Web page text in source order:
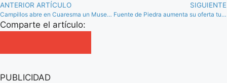
ANTERIOR ARTÍCULO
Campillos abre en Cuaresma un Museo de la Semana Santa
SIGUIENTE
Fuente de Piedra aumenta su oferta turística con la Iglesia de Nuestra Señora de las Virtudes
Comparte el artículo:
PUBLICIDAD